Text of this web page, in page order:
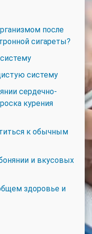
после
сигареты?
систему
сердечно-
курения
к обычным
и вкусовых
здоровье и